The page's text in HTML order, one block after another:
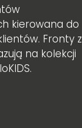
kierowana do
Fronty z
na kolekcji
.